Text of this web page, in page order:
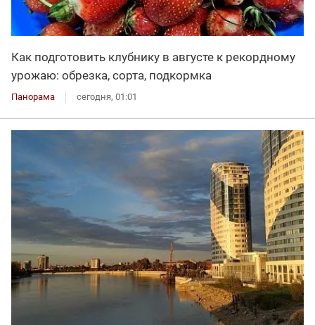
Как подготовить клубнику в августе к рекордному
урожаю: обрезка, сорта, подкормка
Панорама сегодня, 01:01